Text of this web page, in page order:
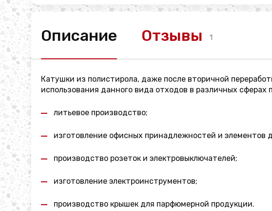
Описание Отзывы 1
Катушки из полистирола, даже после вторичной
использования данного вида отходов в различных
литьевое производство;
изготовление офисных принадлежностей и элементов
производство розеток и электровыключателей;
изготовление электроинструментов;
производство крышек для парфюмерной продукции.